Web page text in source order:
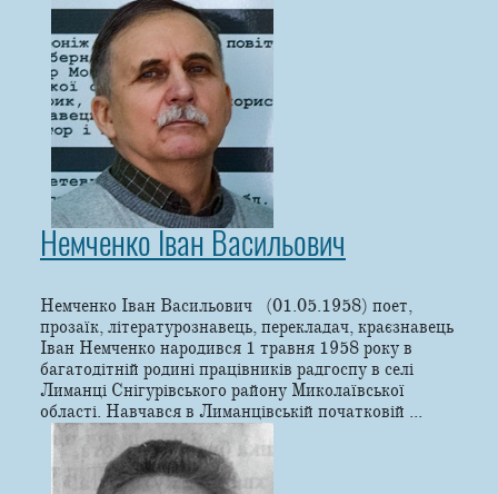
Немченко Іван Васильович
Немченко Іван Васильович (01.05.1958) поет,
прозаїк, літературознавець, перекладач, краєзнавець
Іван Немченко народився 1 травня 1958 року в
багатодітній родині працівників радгоспу в селі
Лиманці Снігурівського району Миколаївської
області. Навчався в Лиманцівській початковій ...